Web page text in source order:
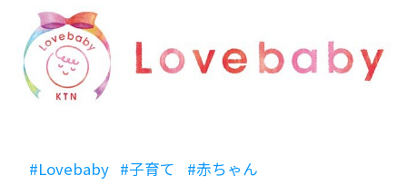
#Lovebaby #子育て #赤ちゃん